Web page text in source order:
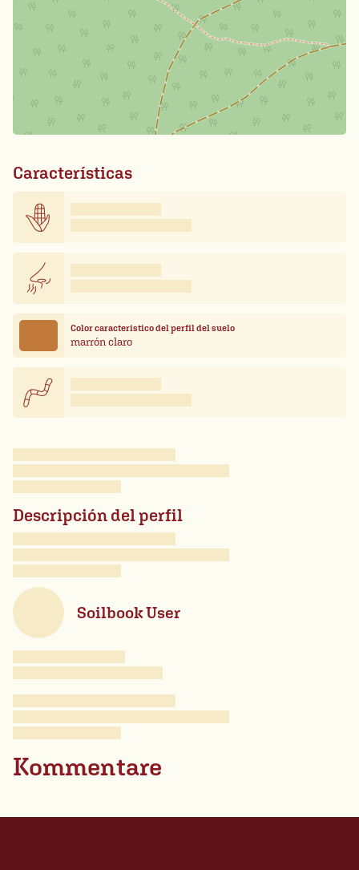
Características
Color característico del perfil del suelo
marrón claro
Descripción del perfil
Soilbook User
Kommentare